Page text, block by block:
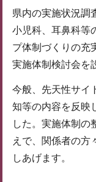
県内の実施状況調
小児科、耳鼻科等
プ体制づくりの充
実施体制検討会を
今般、先天性サイ
知等の内容を反映
した。実施体制の
えで、関係者の方
しあげます。